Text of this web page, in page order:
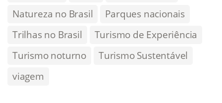
Natureza no Brasil
Parques nacionais
Trilhas no Brasil
Turismo de Experiência
Turismo noturno
Turismo Sustentável
viagem